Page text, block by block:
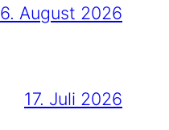
6. August 2026
17. Juli 2026